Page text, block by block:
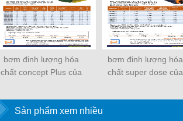
bơm đinh lượng hóa
chất concept Plus của
bơm đinh lượng hóa
chất super dose của
Sản phẩm xem nhiều